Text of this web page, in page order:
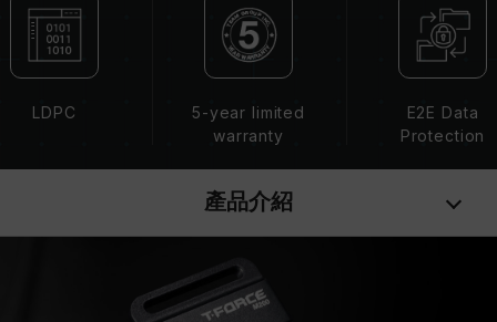
LDPC
5-year limited
warranty
E2E Data
Protection
產品介紹